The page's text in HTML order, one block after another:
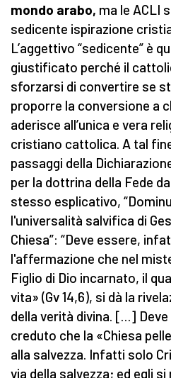
mondo arabo, ma le ACLI
sedicente ispirazione
L’aggettivo “sedicente” è
giustificato perché il
sforzarsi di convertire se
proporre la conversione a
aderisce all’unica e vera
cristiano cattolica. A tal
passaggi della
per la dottrina della Fede
stesso esplicativo,
l'universalità salvifica di
Chiesa”: “Deve essere,
l'affermazione che nel
Figlio di Dio incarnato, il
vita» (Gv 14,6), si dà la
della verità divina. […]
creduto che la «Chiesa
alla salvezza. Infatti solo
via della salvezza; ed egli